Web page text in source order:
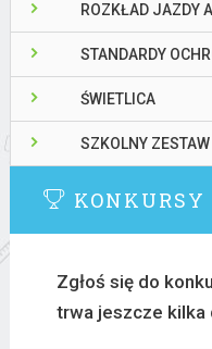
ROZKŁAD JAZDY
STANDARDY
ŚWIETLICA
SZKOLNY
KONKURSY
Zgłoś się do
trwa jeszcze kilka